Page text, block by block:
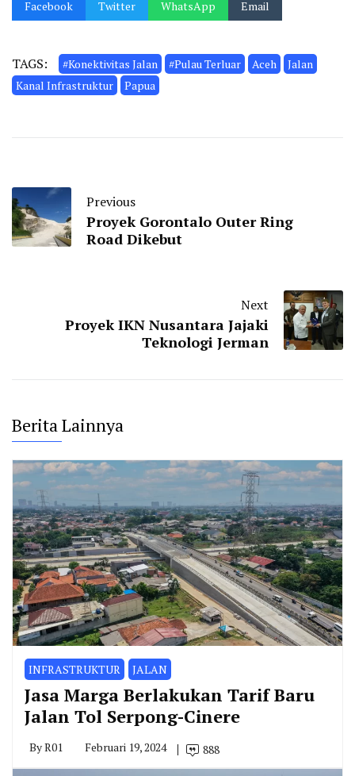
Facebook Twitter WhatsApp Email
TAGS: #Konektivitas Jalan #Pulau Terluar Aceh
Jalan
Kanal Infrastruktur
Papua
Previous
Proyek Gorontalo Outer Ring
Road Dikebut
Next
Proyek IKN Nusantara Jajaki
Teknologi Jerman
Berita Lainnya
INFRASTRUKTUR JALAN
Jasa Marga Berlakukan Tarif Baru
Jalan Tol Serpong-Cinere
ByR01 Februari 19, 2024 888